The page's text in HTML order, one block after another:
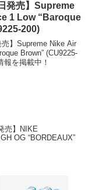
発売】Supreme
1 Low “Baroque
(CU9225-200)
売】Supreme Nike Air
(CU9225-
報を掲載中！
売】NIKE
OG “BORDEAUX”